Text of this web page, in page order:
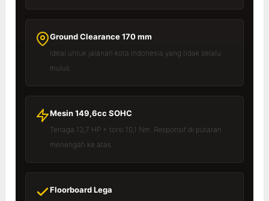
Ground Clearance 170 mm
Ideal untuk jalanan kota Indonesia yang tidak selalu
mulus.
Mesin 149,6cc SOHC
Tenaga 13,7 HP + torsi 10,1 Nm. Responsif di putaran
menengah ke atas.
Floorboard Lega